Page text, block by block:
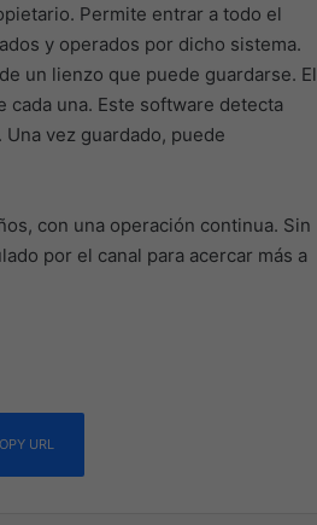
Permite entrar a todo el
y operados por dicho sistema.
un lienzo que puede guardarse. El
cada una. Este software detecta
vez guardado, puede
con una operación continua. Sin
por el canal para acercar más a
URL